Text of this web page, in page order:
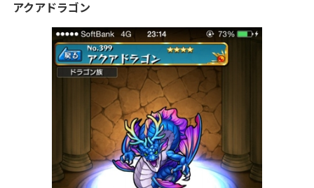
アクアドラゴン